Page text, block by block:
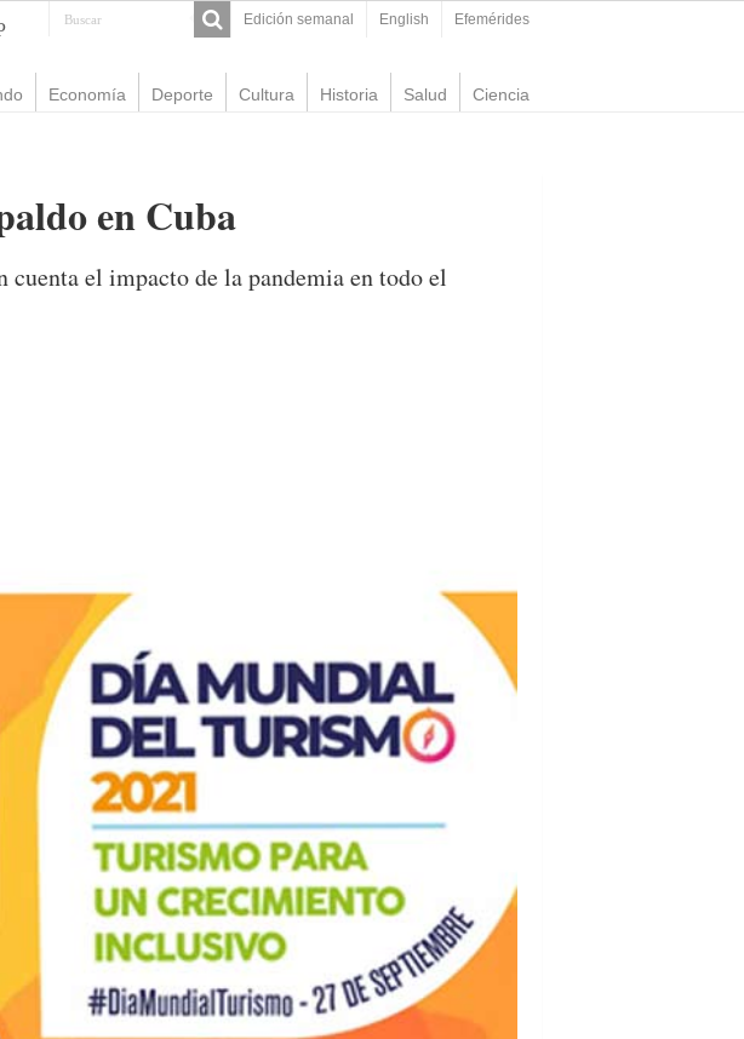
Edición semanal English Efemérides
Economía Deporte Cultura Historia Salud Ciencia
en Cuba
el impacto de la pandemia en todo el